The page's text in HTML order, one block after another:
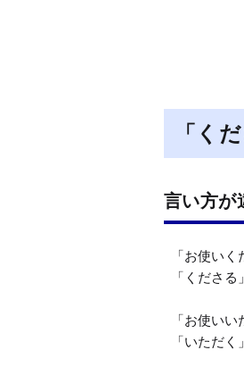
「く
言い方が
「お使い
「くださ
「お使い
「いただ